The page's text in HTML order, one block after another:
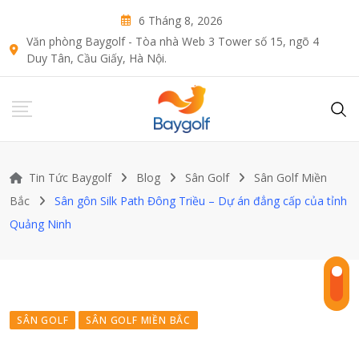
content
6 Tháng 8, 2026
Văn phòng Baygolf - Tòa nhà Web 3 Tower số 15, ngõ 4
Duy Tân, Cầu Giấy, Hà Nội.
Tin Tức Baygolf Blog Sân Golf
Sân Golf Miền
Bắc
Sân gôn Silk Path Đông Triều – Dự án đẳng cấp của tỉnh
Quảng Ninh
SÂN GOLF SÂN GOLF MIỀN BẮC